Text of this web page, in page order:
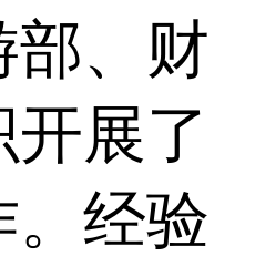
部、财
展了
。经验